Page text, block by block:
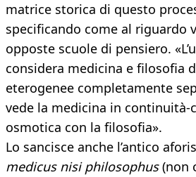
matrice storica di questo
specificando come al riguardo
opposte scuole di pensiero.
considera medicina e filosofia
eterogenee completamente
vede la medicina in continuità-
osmotica con la filosofia».
Lo sancisce anche l’antico
medicus nisi philosophus(non